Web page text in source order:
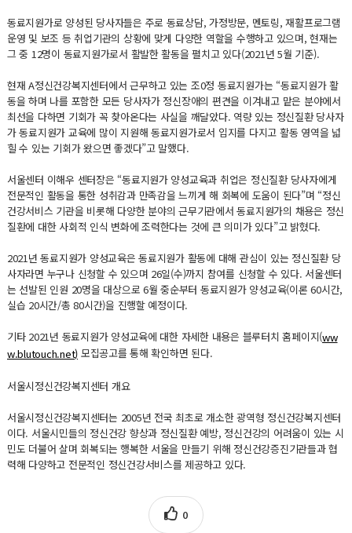
동료지원가로 양성된 당사자들은 주로 동료상담, 가정방문, 멘토링, 재활프로그램
운영 및 보조 등 취업기관의 상황에 맞게 다양한 역할을 수행하고 있으며, 현재는
그 중 12명이 동료지원가로서 활발한 활동을 펼치고 있다(2021년 5월 기준).
현재 A정신건강복지센터에서 근무하고 있는 조0정 동료지원가는 “동료지원가 활
동을 하며 나를 포함한 모든 당사자가 정신장애의 편견을 이겨내고 맡은 분야에서
최선을 다하면 기회가 꼭 찾아온다는 사실을 깨달았다. 역량 있는 정신질환 당사자
가 동료지원가 교육에 많이 지원해 동료지원가로서 입지를 다지고 활동 영역을 넓
힐 수 있는 기회가 왔으면 좋겠다”고 말했다.
서울센터 이해우 센터장은 “동료지원가 양성교육과 취업은 정신질환 당사자에게
전문적인 활동을 통한 성취감과 만족감을 느끼게 해 회복에 도움이 된다”며 “정신
건강서비스 기관을 비롯해 다양한 분야의 근무기관에서 동료지원가의 채용은 정신
질환에 대한 사회적 인식 변화에 조력한다는 것에 큰 의미가 있다”고 밝혔다.
2021년 동료지원가 양성교육은 동료지원가 활동에 대해 관심이 있는 정신질환 당
사자라면 누구나 신청할 수 있으며 26일(수)까지 참여를 신청할 수 있다. 서울센터
는 선발된 인원 20명을 대상으로 6월 중순부터 동료지원가 양성교육(이론 60시간,
실습 20시간/총 80시간)을 진행할 예정이다.
기타 2021년 동료지원가 양성교육에 대한 자세한 내용은 블루터치 홈페이지(ww
w.blutouch.net) 모집공고를 통해 확인하면 된다.
서울시정신건강복지센터 개요
서울시정신건강복지센터는 2005년 전국 최초로 개소한 광역형 정신건강복지센터
이다. 서울시민들의 정신건강 향상과 정신질환 예방, 정신건강의 어려움이 있는 시
민도 더불어 살며 회복되는 행복한 서울을 만들기 위해 정신건강증진기관들과 협
력해 다양하고 전문적인 정신건강서비스를 제공하고 있다.
0